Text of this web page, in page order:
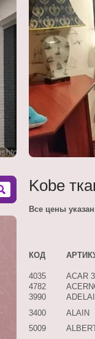
Kobe
Все цены
КОД
4035
ACAR
4782
3990
3400
ALAIN
5009